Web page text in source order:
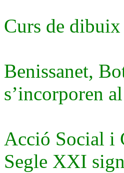
Curs de
Benissanet,
s’incorporen
Acció Social i
Segle XXI